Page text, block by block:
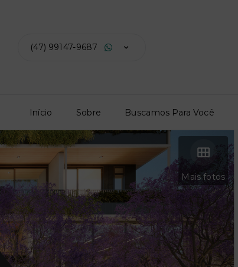
(47) 99147-9687
Início Sobre Buscamos Para Você
Mais fotos